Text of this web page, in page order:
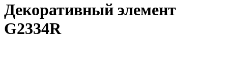
Декоративный элемент
G2334R